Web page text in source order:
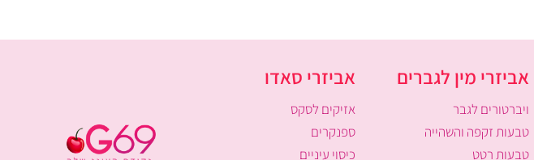
אביזרי מין לגברים
ויברטורים לגבר
טבעות זקפה והשהייה
טבעות רטט
אביזרי סאדו
אזיקים לסקס
ספנקרים
כיסוי עיניים